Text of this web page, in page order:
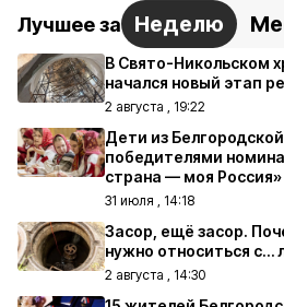
Лучшее за Неделю
В Свято-Никольском
начался новый этап
2 августа , 19:22
Дети из
победителями
страна — моя Россия»
31 июля , 14:18
Засор, ещё засор.
нужно относиться с…
2 августа , 14:30